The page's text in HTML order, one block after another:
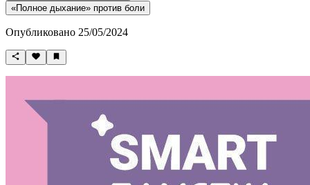
«Полное дыхание» против боли
Опубликовано 25/05/2024